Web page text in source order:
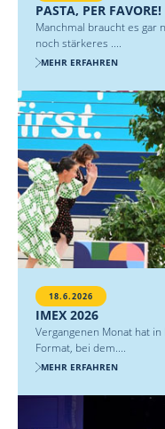
PASTA, PER FAVORE!
Manchmal braucht es gar
noch stärkeres ....
MEHR ERFAHREN
18.6.2026
IMEX 2026
Vergangenen Monat hat
Format, bei dem....
MEHR ERFAHREN